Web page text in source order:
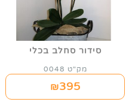
סידור סחלב בכלי
מק"ט 0048
₪395